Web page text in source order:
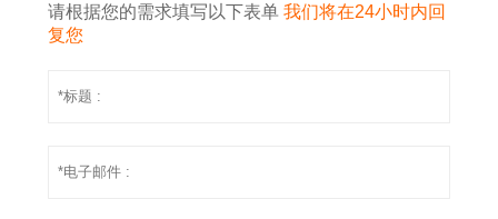
请根据您的需求填写以下表单 我们将在24小时内回
复您